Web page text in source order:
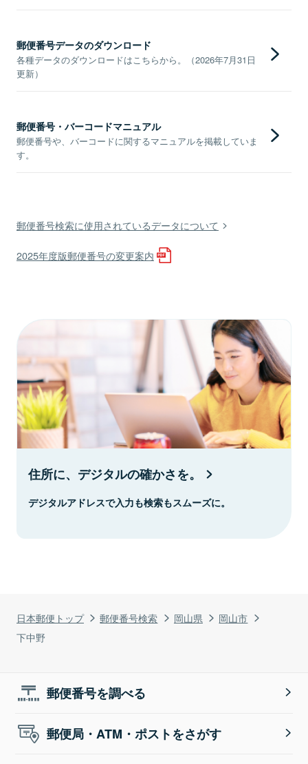
日本郵便トップ 郵便番号検索 岡山県
岡山市
下中野
郵便番号データのダウンロード
各種データのダウンロードはこちらから。（2026年7月31日
更新）
郵便番号・バーコードマニュアル
郵便番号や、バーコードに関するマニュアルを掲載していま
す。
郵便番号検索に使用されているデータについて
2025年度版郵便番号の変更案内
住所に、デジタルの確かさを。
デジタルアドレスで入力も検索もスムーズに。
郵便番号を調べる
郵便局・ATM・ポストをさがす